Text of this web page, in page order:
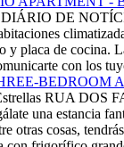
DE
y placa de cocina.
con los
BEDROOM
RUA DOS
una estancia
otras cosas,